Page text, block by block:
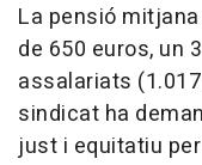
La pensió
de 650 euros, un
assalariats
sindicat ha
just i equitatiu